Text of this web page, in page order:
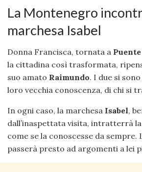
La Montenegro
marchesa Isabel
Donna Francisca, tornata a
la cittadina così trasformata,
suo amato Raimundo. I due si
loro vecchia conoscenza, di chi si
In ogni caso, la marchesa Isabel,
dall’inaspettata visita, intratterrà
come se la conoscesse da
passerà presto ad argomenti a lei